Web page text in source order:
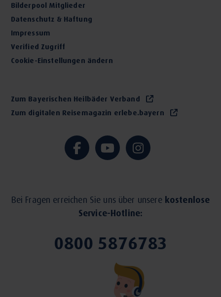
Bilderpool Mitglieder
Datenschutz & Haftung
Impressum
Verified Zugriff
Cookie-Einstellungen ändern
Zum Bayerischen Heilbäder Verband
Zum digitalen Reisemagazin erlebe.bayern
Bei Fragen erreichen Sie uns über unsere kostenlose
Service-Hotline:
0800 5876783